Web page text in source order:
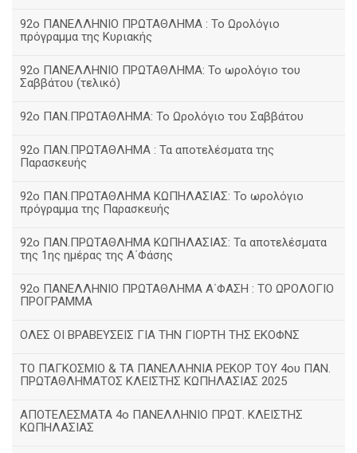
92ο ΠΑΝΕΛΛΗΝΙΟ ΠΡΩΤΑΘΛΗΜΑ : Το Ωρολόγιο
πρόγραμμα της Κυριακής
92ο ΠΑΝΕΛΛΗΝΙΟ ΠΡΩΤΑΘΛΗΜΑ: Το ωρολόγιο του
Σαββάτου (τελικό)
92ο ΠΑΝ.ΠΡΩΤΑΘΛΗΜΑ: Το Ωρολόγιο του Σαββάτου
92ο ΠΑΝ.ΠΡΩΤΑΘΛΗΜΑ : Τα αποτελέσματα της
Παρασκευής
92o ΠΑΝ.ΠΡΩΤΑΘΛΗΜΑ ΚΩΠΗΛΑΣΙΑΣ: Το ωρολόγιο
πρόγραμμα της Παρασκευής
92ο ΠΑΝ.ΠΡΩΤΑΘΛΗΜΑ ΚΩΠΗΛΑΣΙΑΣ: Τα αποτελέσματα
της 1ης ημέρας της Α΄Φάσης
92ο ΠΑΝΕΛΛΗΝΙΟ ΠΡΩΤΑΘΛΗΜΑ Α΄ΦΑΣΗ : ΤΟ ΩΡΟΛΟΓΙΟ
ΠΡΟΓΡΑΜΜΑ
ΟΛΕΣ ΟΙ ΒΡΑΒΕΥΣΕΙΣ ΓΙΑ ΤΗΝ ΓΙΟΡΤΗ ΤΗΣ ΕΚΟΦΝΣ
TΟ ΠΑΓΚΟΣΜΙΟ & ΤΑ ΠΑΝΕΛΛΗΝΙΑ ΡΕΚΟΡ ΤΟΥ 4ου ΠΑΝ.
ΠΡΩΤΑΘΛΗΜΑΤΟΣ ΚΛΕΙΣΤΗΣ ΚΩΠΗΛΑΣΙΑΣ 2025
ΑΠΟΤΕΛΕΣΜΑΤΑ 4ο ΠΑΝΕΛΛΗΝΙΟ ΠΡΩΤ. ΚΛΕΙΣΤΗΣ
ΚΩΠΗΛΑΣΙΑΣ